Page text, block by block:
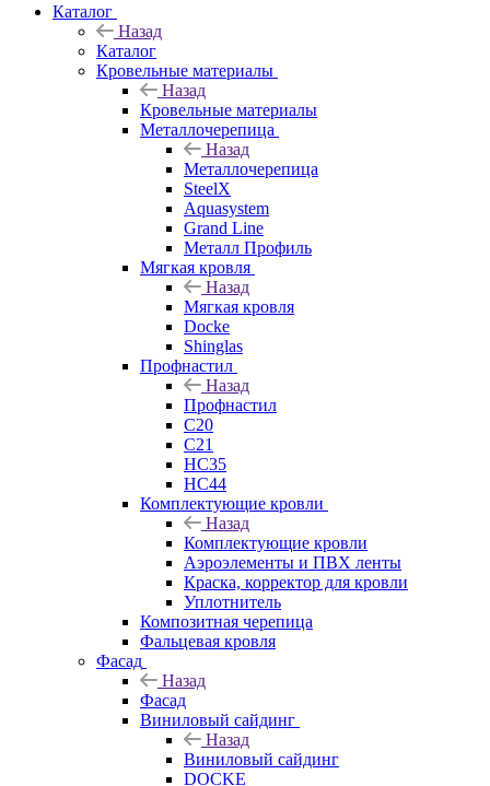
Каталог
Назад
Каталог
Кровельные материалы
Назад
Кровельные материалы
Металлочерепица
Назад
Металлочерепица
SteelX
Aquasystem
Grand Line
Металл Профиль
Мягкая кровля
Назад
Мягкая кровля
Docke
Shinglas
Профнастил
Назад
Профнастил
C20
C21
НС35
НС44
Комплектующие кровли
Назад
Комплектующие кровли
Аэроэлементы и ПВХ ленты
Краска, корректор для кровли
Уплотнитель
Композитная черепица
Фальцевая кровля
Фасад
Назад
Фасад
Виниловый сайдинг
Назад
Виниловый сайдинг
DOCKE